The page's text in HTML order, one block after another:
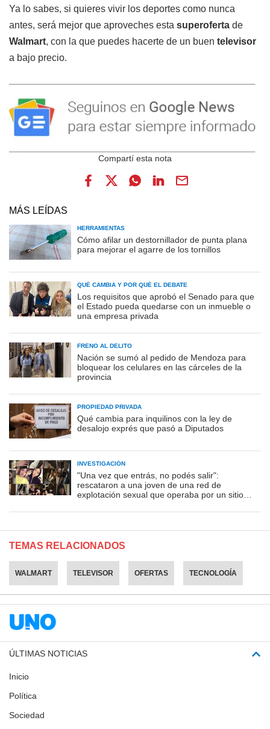
Ya lo sabes, si quieres vivir los deportes como nunca
antes, será mejor que aproveches esta superoferta de
Walmart, con la que puedes hacerte de un buen televisor
a bajo precio.
MÁS LEÍDAS
HERRAMIENTAS
Cómo afilar un destornillador de punta plana
para mejorar el agarre de los tornillos
QUÉ CAMBIA Y POR QUÉ EL DEBATE
Los requisitos que aprobó el Senado para que
el Estado pueda quedarse con un inmueble o
una empresa privada
FRENO AL DELITO
Nación se sumó al pedido de Mendoza para
bloquear los celulares en las cárceles de la
provincia
PROPIEDAD PRIVADA
Qué cambia para inquilinos con la ley de
desalojo exprés que pasó a Diputados
INVESTIGACIÓN
"Una vez que entrás, no podés salir":
rescataron a una joven de una red de
explotación sexual que operaba por un sitio
TEMAS RELACIONADOS
WALMART TELEVISOR OFERTAS TECNOLOGÍA
ÚLTIMAS NOTICIAS
Inicio
Política
Sociedad